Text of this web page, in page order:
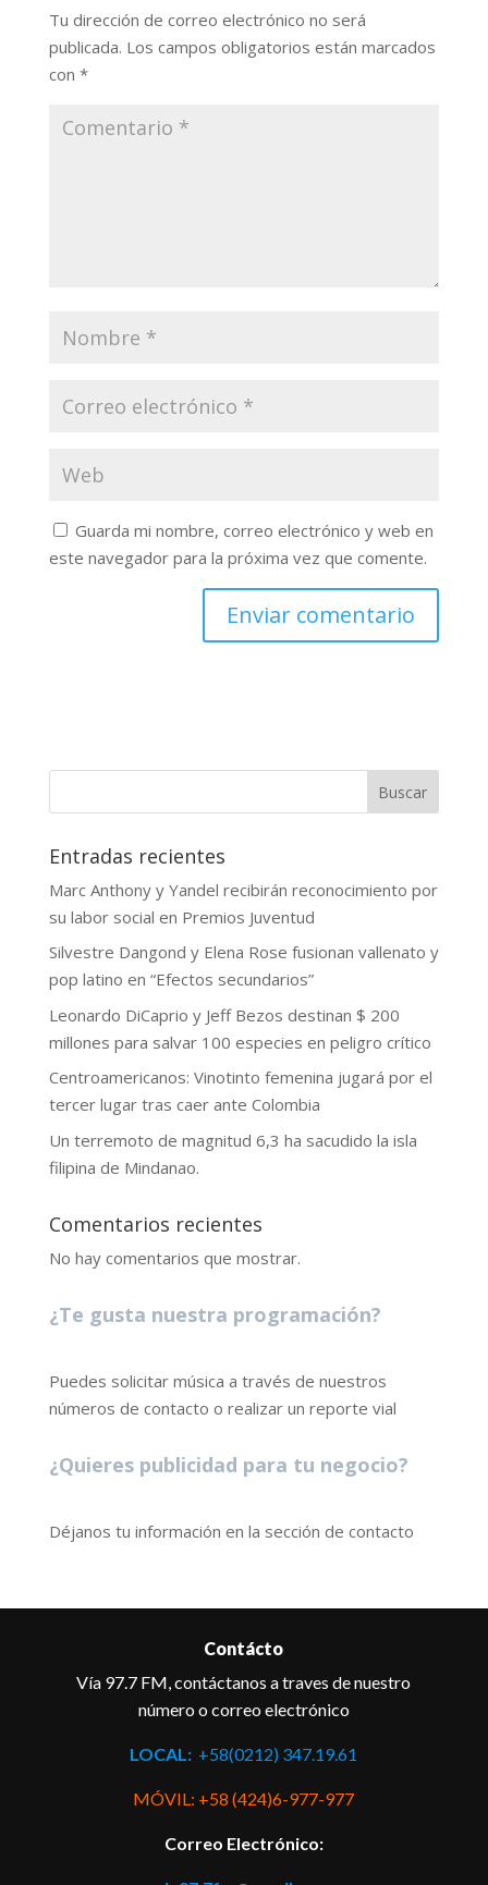
Tu dirección de correo electrónico no será
publicada. Los campos obligatorios están marcados
con *
Guarda mi nombre, correo electrónico y web en
este navegador para la próxima vez que comente.
Buscar
Entradas recientes
Marc Anthony y Yandel recibirán reconocimiento por
su labor social en Premios Juventud
Silvestre Dangond y Elena Rose fusionan vallenato y
pop latino en “Efectos secundarios”
Leonardo DiCaprio y Jeff Bezos destinan $ 200
millones para salvar 100 especies en peligro crítico
Centroamericanos: Vinotinto femenina jugará por el
tercer lugar tras caer ante Colombia
Un terremoto de magnitud 6,3 ha sacudido la isla
filipina de Mindanao.
Comentarios recientes
No hay comentarios que mostrar.
¿Te gusta nuestra programación?
Puedes solicitar música a través de nuestros
números de contacto o realizar un reporte vial
¿Quieres publicidad para tu negocio?
Déjanos tu información en la sección de contacto
Contácto
Vía 97.7 FM, contáctanos a traves de nuestro
número o correo electrónico
LOCAL: +58(0212) 347.19.61
MÓVIL: +58 (424)6-977-977
Correo Electrónico: